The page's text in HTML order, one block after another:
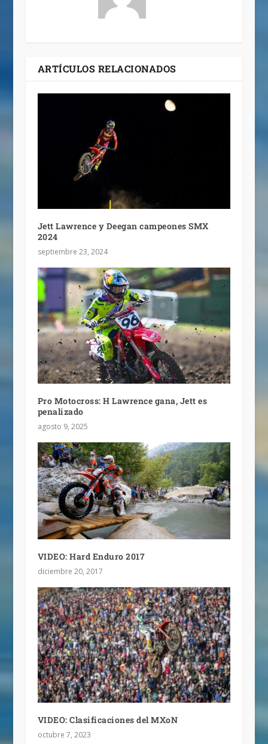
ARTÍCULOS RELACIONADOS
Jett Lawrence y Deegan campeones SMX
2024
septiembre 23, 2024
Pro Motocross: H Lawrence gana, Jett es
penalizado
agosto 9, 2025
VIDEO: Hard Enduro 2017
diciembre 20, 2017
VIDEO: Clasificaciones del MXoN
octubre 7, 2023